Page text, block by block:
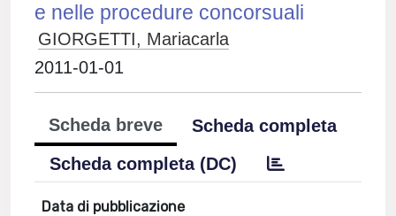
e nelle procedure concorsuali
GIORGETTI, Mariacarla
2011-01-01
Scheda breve
Scheda completa
Scheda completa (DC)
Data di pubblicazione